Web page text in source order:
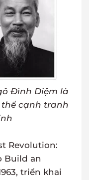
Đình Diệm là
cạnh tranh
Revolution:
Build an
triển khai